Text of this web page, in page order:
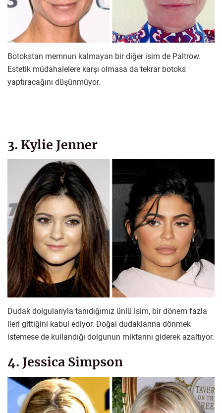
Botokstan memnun kalmayan bir diğer isim de Paltrow.
Estetik müdahalelere karşı olmasa da tekrar botoks
yaptıracağını düşünmüyor.
3. Kylie Jenner
Dudak dolgularıyla tanıdığımız ünlü isim, bir dönem fazla
ileri gittiğini kabul ediyor. Doğal dudaklarına dönmek
istemese de kullandığı dolgunun miktarını giderek azaltıyor.
4. Jessica Simpson